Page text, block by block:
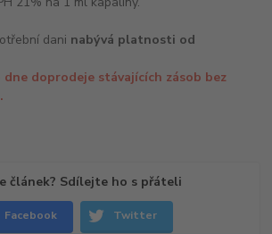
dani nabývá platnosti od
doprodeje stávajících zásob bez
článek? Sdílejte ho s přáteli
Facebook Twitter